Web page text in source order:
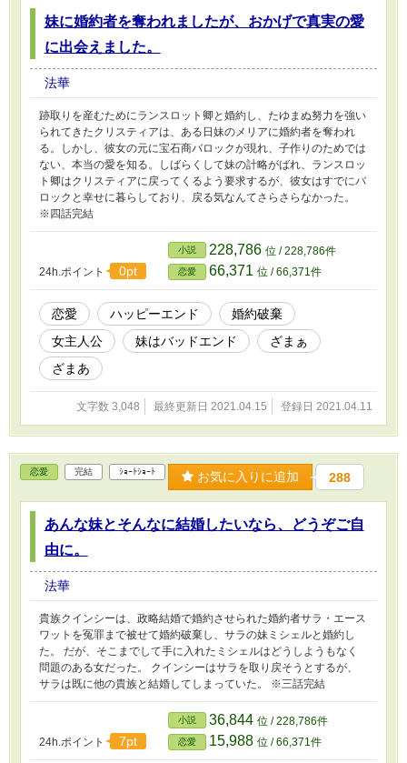
妹に婚約者を奪われましたが、おかげで真実の愛
に出会えました。
法華
跡取りを産むためにランスロット卿と婚約し、たゆまぬ努力を強い
られてきたクリスティアは、ある日妹のメリアに婚約者を奪われ
る。しかし、彼女の元に宝石商バロックが現れ、子作りのためでは
ない、本当の愛を知る。しばらくして妹の計略がばれ、ランスロッ
ト卿はクリスティアに戻ってくるよう要求するが、彼女はすでにバ
ロックと幸せに暮らしており、戻る気なんてさらさらなかった。
※四話完結
24h.ポイント 0pt
小説 228,786 位 / 228,786件
恋愛 66,371 位 / 66,371件
恋愛 ハッピーエンド
婚約破棄
女主人公
妹はバッドエンド
ざまぁ
ざまあ
文字数 3,048 最終更新日 2021.04.15 登録日 2021.04.11
恋愛 完結 ｼｮｰﾄｼｮｰﾄ お気に入りに追加 288
あんな妹とそんなに結婚したいなら、どうぞご自
由に。
法華
貴族クインシーは、政略結婚で婚約させられた婚約者サラ・エース
ワットを冤罪まで被せて婚約破棄し、サラの妹ミシェルと婚約し
た。 だが、そこまでして手に入れたミシェルはどうしようもなく
問題のある女だった。 クインシーはサラを取り戻そうとするが、
サラは既に他の貴族と結婚してしまっていた。 ※三話完結
24h.ポイント 7pt
小説 36,844 位 / 228,786件
恋愛 15,988 位 / 66,371件